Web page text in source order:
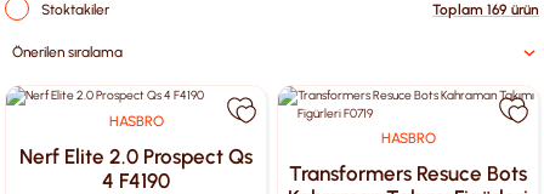
Stoktakiler Toplam 169 ürün
HASBRO
Nerf Elite 2.0 Prospect Qs
4 F4190
HASBRO
Transformers Resuce Bots